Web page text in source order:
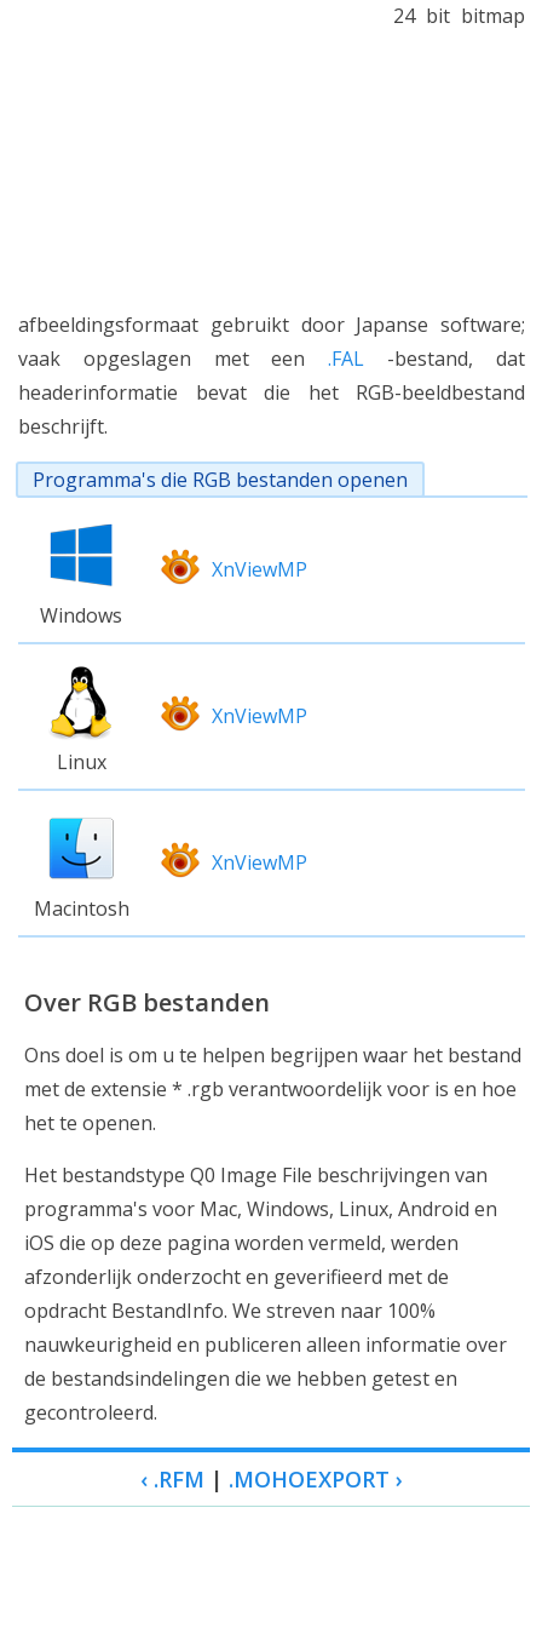
24 bit bitmap
afbeeldingsformaat gebruikt door Japanse software;
vaak opgeslagen met een.FAL -bestand, dat
headerinformatie bevat die het RGB-beeldbestand
beschrijft.
Programma's die RGB bestanden openen
Windows
XnViewMP
Linux
XnViewMP
Macintosh
XnViewMP
Over RGB bestanden
Ons doel is om u te helpen begrijpen waar het bestand
met de extensie * .rgb verantwoordelijk voor is en hoe
het te openen.
Het bestandstype Q0 Image File beschrijvingen van
programma's voor Mac, Windows, Linux, Android en
iOS die op deze pagina worden vermeld, werden
afzonderlijk onderzocht en geverifieerd met de
opdracht BestandInfo. We streven naar 100%
nauwkeurigheid en publiceren alleen informatie over
de bestandsindelingen die we hebben getest en
gecontroleerd.
‹ .RFM | .MOHOEXPORT ›